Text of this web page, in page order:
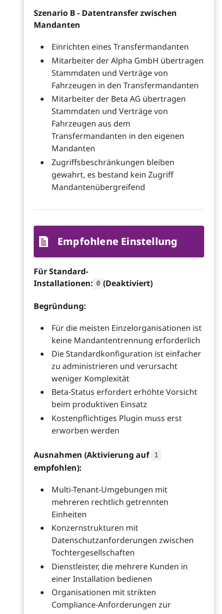
Szenario B - Datentransfer zwischen
Mandanten
Einrichten eines Transfermandanten
Mitarbeiter der Alpha GmbH übertragen
Stammdaten und Verträge von
Fahrzeugen in den Transfermandanten
Mitarbeiter der Beta AG übertragen
Stammdaten und Verträge von
Fahrzeugen aus dem
Transfermandanten in den eigenen
Mandanten
Zugriffsbeschränkungen bleiben
gewahrt, es bestand kein Zugriff
Mandantenübergreifend
Empfohlene Einstellung
Für Standard-
Installationen: 0 (Deaktiviert)
Begründung:
Für die meisten Einzelorganisationen ist
keine Mandantentrennung erforderlich
Die Standardkonfiguration ist einfacher
zu administrieren und verursacht
weniger Komplexität
Beta-Status erfordert erhöhte Vorsicht
beim produktiven Einsatz
Kostenpflichtiges Plugin muss erst
erworben werden
Ausnahmen (Aktivierung auf 1
empfohlen):
Multi-Tenant-Umgebungen mit
mehreren rechtlich getrennten
Einheiten
Konzernstrukturen mit
Datenschutzanforderungen zwischen
Tochtergesellschaften
Dienstleister, die mehrere Kunden in
einer Installation bedienen
Organisationen mit strikten
Compliance-Anforderungen zur